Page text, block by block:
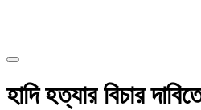
হাদি হত্যার বিচার